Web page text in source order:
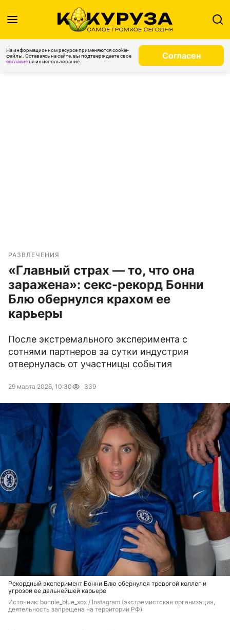
На информационном ресурсе применяются cookie-
файлы. Оставаясь на сайте, вы подтверждаете свое
согласиена их использование.
Согласен
РАЗВЛЕЧЕНИЯ
«Главный страх — то, что она
заражена»: секс-рекорд Бонни
Блю обернулся крахом ее
карьеры
После экстремального эксперимента с
сотнями партнеров за сутки индустрия
отвернулась от участницы события
29 марта 2026, 10:30 339
Рекордный эксперимент Бонни Блю обернулся тревогой коллег и
угрозой ее дальнейшей карьере
Источник: bonnie_blue_xox / Instagram (экстремистская организация,
деятельность запрещена на территории РФ)